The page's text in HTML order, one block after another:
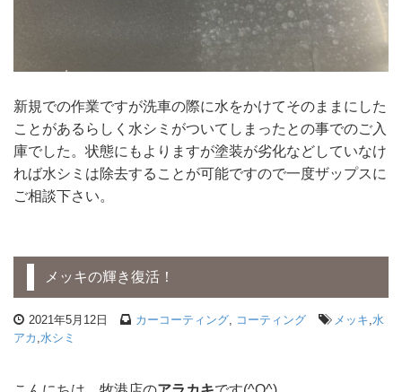
新規での作業ですが洗車の際に水をかけてそのままにした
ことがあるらしく水シミがついてしまったとの事でのご入
庫でした。状態にもよりますが塗装が劣化などしていなけ
れば水シミは除去することが可能ですので一度ザップスに
ご相談下さい。
メッキの輝き復活！
2021年5月12日 カーコーティング コーティング メッキ 水
アカ 水シミ